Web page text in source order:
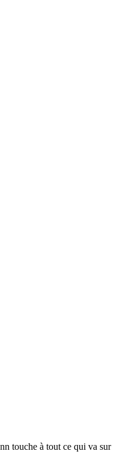
touche à tout ce qui va sur